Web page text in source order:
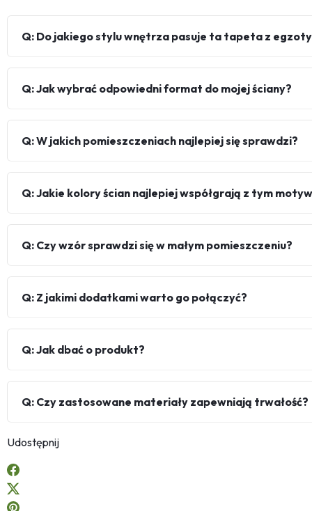
Q: Do jakiego stylu wnętrza pasuje ta tapeta z
Q: Jak wybrać odpowiedni format do mojej ściany?
Q: W jakich pomieszczeniach najlepiej się sprawdzi?
Q: Jakie kolory ścian najlepiej współgrają z tym
Q: Czy wzór sprawdzi się w małym pomieszczeniu?
Q: Z jakimi dodatkami warto go połączyć?
Q: Jak dbać o produkt?
Q: Czy zastosowane materiały zapewniają trwałość?
Udostępnij